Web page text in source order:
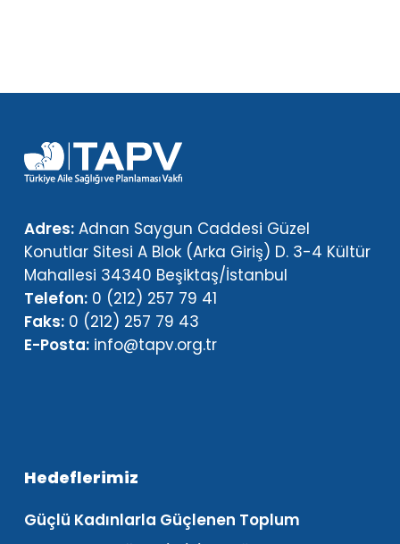
Adres:Adnan Saygun Caddesi Güzel
Konutlar Sitesi A Blok (Arka Giriş) D. 3-4 Kültür
Mahallesi 34340 Beşiktaş/İstanbul
Telefon: 0 (212) 257 79 41
Faks:0 (212) 257 79 43
E-Posta: info@tapv.org.tr
Hedeflerimiz
Güçlü Kadınlarla Güçlenen Toplum